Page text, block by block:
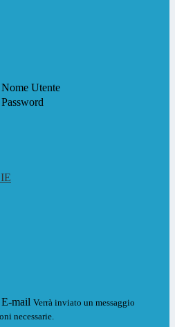
Nome Utente
Password
E-mail Verrà inviato un messaggio
necessarie.